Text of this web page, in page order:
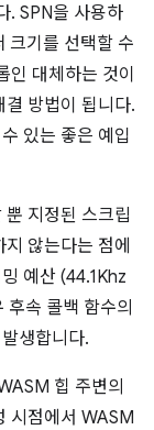
SPN을 사용하
크기를 선택할 수
대체하는 것이
방법이 됩니다.
있는 좋은 예입
지정된 스크립
않는다는 점에
예산 (44.1Khz
속 콜백 함수의
생합니다.
힙 주변의
시점에서 WASM